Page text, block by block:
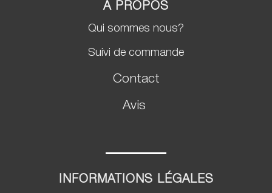
A PROPOS
Qui sommes nous?
Suivi de commande
Contact
Avis
INFORMATIONS LÉGALES